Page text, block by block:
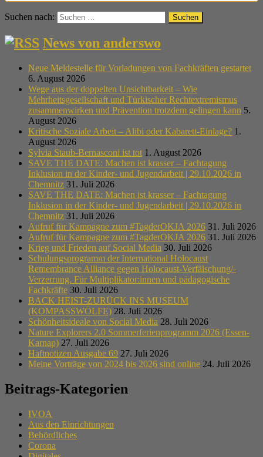
Suchen nach:
News von anderswo
Neue Meldestelle für Vorladungen von Fachkräften gestartet
6. August 2026
Wege aus der doppelten Unsichtbarkeit – Wie
Mehrheitsgesellschaft und Türkischer Rechtextremismus
zusammenwirken und Prävention trotzdem gelingen kann 5.
August 2026
Kritische Soziale Arbeit – Alibi oder Kabarett-Einlage? 1.
August 2026
Sylvia Staub-Bernasconi ist tot 1. August 2026
SAVE THE DATE: Machen ist krasser – Fachtagung
Inklusion in der Kinder- und Jugendarbeit | 29.10.2026 in
Chemnitz 31. Juli 2026
SAVE THE DATE: Machen ist krasser – Fachtagung
Inklusion in der Kinder- und Jugendarbeit | 29.10.2026 in
Chemnitz 31. Juli 2026
Aufruf für Kampagne zum #TagderOKJA 2026 31. Juli 2026
Aufruf für Kampagne zum #TagderOKJA 2026 31. Juli 2026
Krieg und Frieden auf Social Media 30. Juli 2026
Schulungsprogramm der International Holocaust
Remembrance Alliance gegen Holocaust-Verfälschung/-
Verzerrung. Für Multiplikator:innen und pädagogische
Fachkräfte 30. Juli 2026
BACK HEIST-ZURÜCK INS MUSEUM
(KOMPASSWÖLFE) 28. Juli 2026
Schönheitsideale von Social Media 28. Juli 2026
Nature Explorers 2.0 Sommerferienprogramm 2026 (Essen-
Karnap) 27. Juli 2026
Haftnotizen Ausgabe 69 27. Juli 2026
Meine Vorträge von 2024 bis 2026 sind online 24. Juli 2026
Beitrags-Kategorien
IVOA
Aus den Einrichtungen
Behördliches
Corona